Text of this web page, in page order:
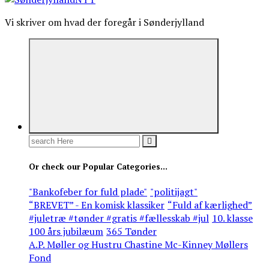
Vi skriver om hvad der foregår i Sønderjylland
Search
Or check our Popular Categories...
"Bankofeber for fuld plade" "politijagt"
“BREVET” - En komisk klassiker “Fuld af kærlighed”
#juletræ #tønder #gratis #fællesskab #jul 10. klasse
100 års jubilæum 365 Tønder
A.P. Møller og Hustru Chastine Mc-Kinney Møllers
Fond